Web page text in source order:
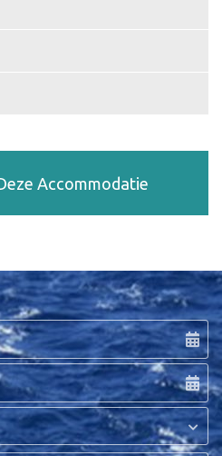
Accommodatie